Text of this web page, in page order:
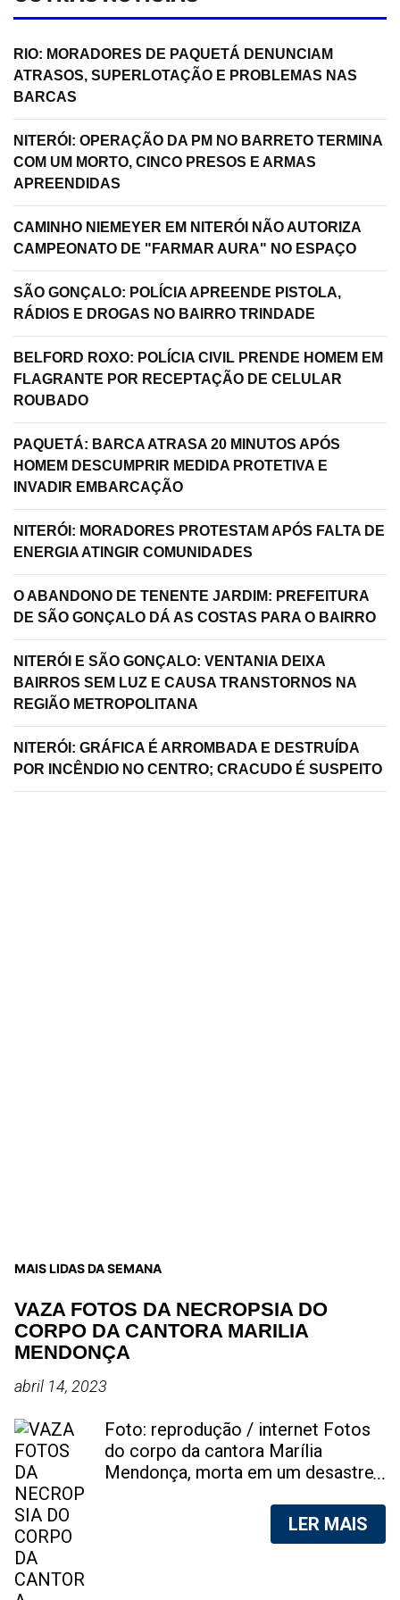
RIO: MORADORES DE PAQUETÁ DENUNCIAM
ATRASOS, SUPERLOTAÇÃO E PROBLEMAS NAS
BARCAS
NITERÓI: OPERAÇÃO DA PM NO BARRETO TERMINA
COM UM MORTO, CINCO PRESOS E ARMAS
APREENDIDAS
CAMINHO NIEMEYER EM NITERÓI NÃO AUTORIZA
CAMPEONATO DE "FARMAR AURA" NO ESPAÇO
SÃO GONÇALO: POLÍCIA APREENDE PISTOLA,
RÁDIOS E DROGAS NO BAIRRO TRINDADE
BELFORD ROXO: POLÍCIA CIVIL PRENDE HOMEM EM
FLAGRANTE POR RECEPTAÇÃO DE CELULAR
ROUBADO
PAQUETÁ: BARCA ATRASA 20 MINUTOS APÓS
HOMEM DESCUMPRIR MEDIDA PROTETIVA E
INVADIR EMBARCAÇÃO
NITERÓI: MORADORES PROTESTAM APÓS FALTA DE
ENERGIA ATINGIR COMUNIDADES
O ABANDONO DE TENENTE JARDIM: PREFEITURA
DE SÃO GONÇALO DÁ AS COSTAS PARA O BAIRRO
NITERÓI E SÃO GONÇALO: VENTANIA DEIXA
BAIRROS SEM LUZ E CAUSA TRANSTORNOS NA
REGIÃO METROPOLITANA
NITERÓI: GRÁFICA É ARROMBADA E DESTRUÍDA
POR INCÊNDIO NO CENTRO; CRACUDO É SUSPEITO
MAIS LIDAS DA SEMANA
VAZA FOTOS DA NECROPSIA DO
CORPO DA CANTORA MARILIA
MENDONÇA
abril 14, 2023
Foto: reprodução / internet Fotos
do corpo da cantora Marília
Mendonça, morta em um desastre
foram vazadas na internet. A
divulgação de fotos do corpo de
LER MAIS